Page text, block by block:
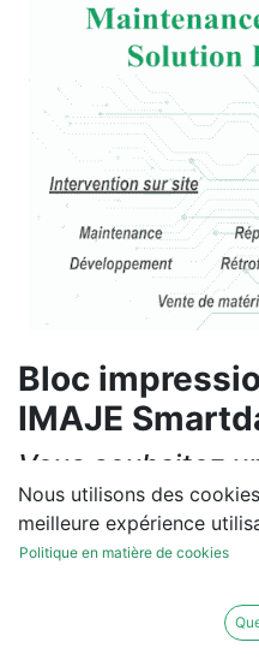
Bloc
IMAJE
Vous souhaitez
réparation ou de
diagnostic sur
Nous utilisons des
meilleure expérience
Politique en matière de cookies